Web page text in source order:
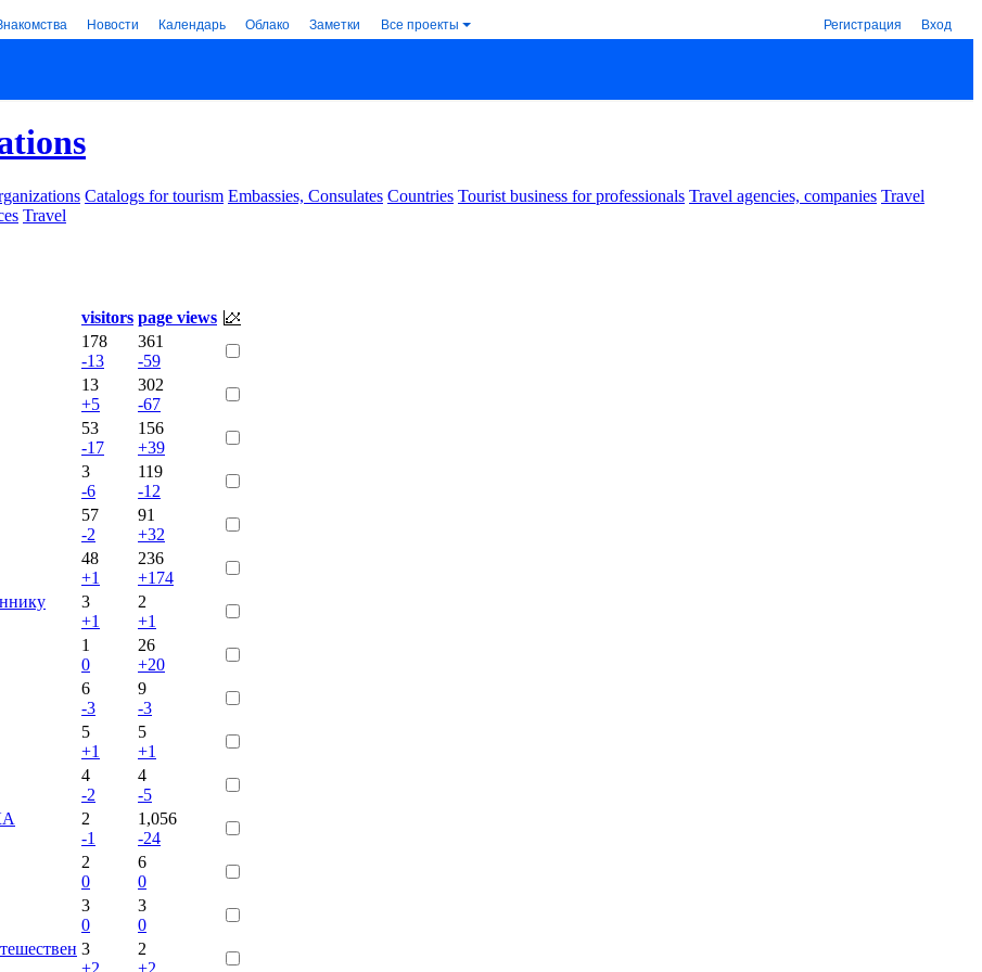
Новости Календарь Облако Заметки Все проекты Регистрация Вход
Catalogs for tourism Embassies, Consulates Countries Tourist business for professionals Travel agencies, companies Travel
Travel
visitors page views
178
-13
361
-59
13
+5
302
-67
53
-17
156
+39
3
-6
119
-12
57
-2
91
+32
48
+1
236
+174
3
+1
2
+1
1
0
26
+20
6
-3
9
-3
5
+1
5
+1
4
-2
4
-5
2
-1
1,056
-24
2
0
6
0
3
0
3
0
3
+2
2
+2